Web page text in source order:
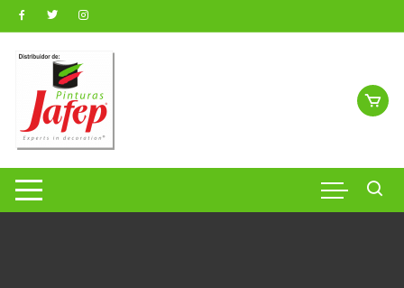
Saltar
al
contenido